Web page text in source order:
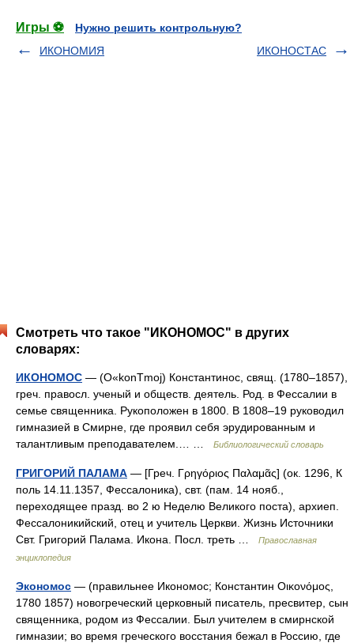
Игры ⚽
Нужно решить контрольную?
ИКОНОМИЯ
ИКОНОСТАС
Смотреть что такое "ИКОНОМОС" в других
словарях:
ИКОНОМОС — (O«konТmoj) Константинос, свящ. (1780–1857),
греч. правосл. ученый и обществ. деятель. Род. в Фессалии в
семье священника. Рукоположен в 1800. B 1808–19 руководил
гимназией в Смирне, где проявил себя эрудированным и
талантливым преподавателем.… …
Библиологический словарь
ГРИГОРИЙ ПАЛАМА — [Греч. Γρηγόριος Παλαμᾶς] (ок. 1296, К
поль 14.11.1357, Фессалоника), свт. (пам. 14 нояб.,
переходящее празд. во 2 ю Неделю Великого поста), архиеп.
Фессалоникийский, отец и учитель Церкви. Жизнь Источники
Свт. Григорий Палама. Икона. Посл. треть …
Православная
энциклопедия
Экономос — (правильнее Икономос; Константин Οικονόμος,
1780 1857) новогреческий церковный писатель, пресвитер, сын
священника, родом из Фессалии. Был учителем в смирнской
гимназии; во время греческого восстания бежал в Россию, где